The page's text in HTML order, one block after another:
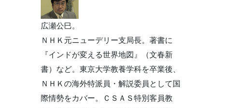
広瀬公巳。
ＮＨＫ元ニューデリー支局長。著書に
『インドが変える世界地図』（文春新
書）など。東京大学教養学科を卒業後、
ＮＨＫの海外特派員・解説委員として国
際情勢をカバー。ＣＳＡＳ特別客員教